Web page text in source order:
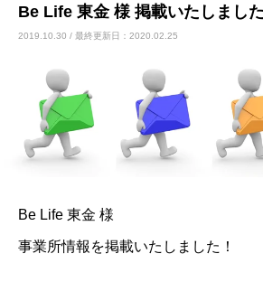
Be Life 東金 様 掲載いたしました
2019.10.30 / 最終更新日：2020.02.25
Be Life 東金 様
事業所情報を掲載いたしました！